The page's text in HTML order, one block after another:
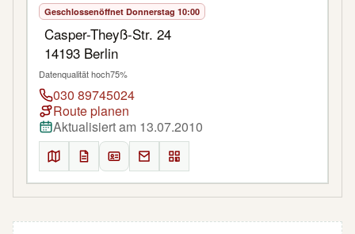
Geschlossenöffnet Donnerstag 10:00
Casper-Theyß-Str. 24
14193 Berlin
Datenqualität hoch75%
030 89745024
Route planen
Aktualisiert am 13.07.2010